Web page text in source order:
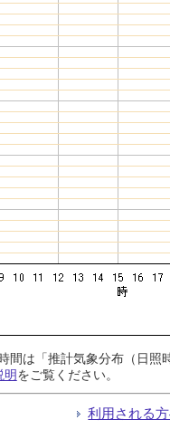
間は「推計気象分布（日
明をご覧ください。
利用される